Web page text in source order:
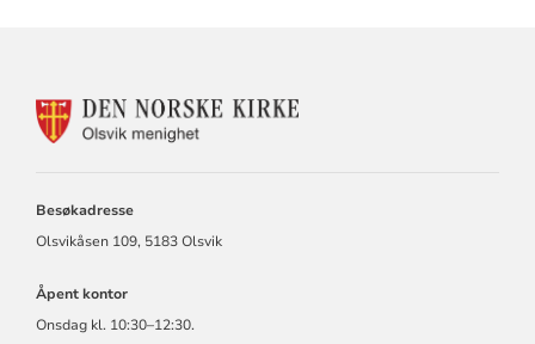
KONTAKTINFORMASJON
Besøkadresse
Olsvikåsen 109, 5183 Olsvik
Åpent kontor
Onsdag kl. 10:30–12:30.